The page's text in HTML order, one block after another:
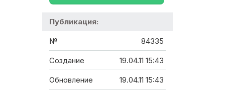
Публикация:
№ 84335
Создание 19.04.11 15:43
Обновление 19.04.11 15:43